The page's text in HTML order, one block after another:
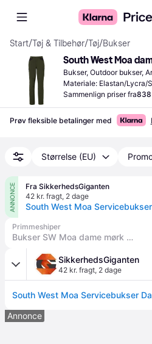
Start/Tøj & Tilbehør/Tøj/Bukser
South West Moa
Bukser, Outdoor bukser,
Materiale: Elastan/Lycra/
Stretch, Reflekser,
skulderstropper
Sammenlign priser fra838
Prøv fleksible betalinger med
Størrelse (EU)
ANNONCE
Fra SikkerhedsGiganten
42 kr. fragt, 2 dage
Primmeshiper
Bukser SW Moa dame mørk olivengrøn 34
SikkerhedsGiganten
42 kr. fragt, 2 dage
Annonce